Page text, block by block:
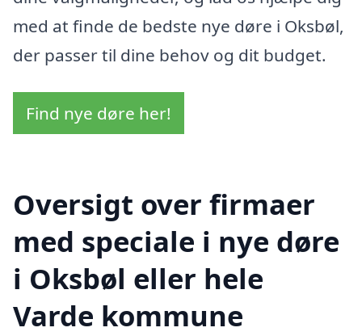
med at finde de bedste nye døre i Oksbøl,
der passer til dine behov og dit budget.
Find nye døre her!
Oversigt over firmaer
med speciale i nye døre
i Oksbøl eller hele
Varde kommune